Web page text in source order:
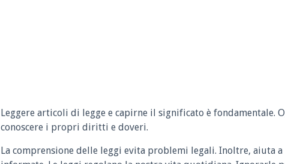
Leggere articoli di legge e capirne il significato è fondamentale.
conoscere i propri diritti e doveri.
La comprensione delle leggi evita problemi legali. Inoltre, aiuta